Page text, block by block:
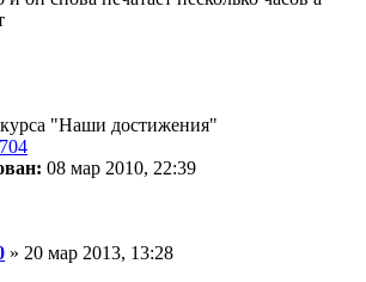
"Наши достижения"
704
08 мар 2010, 22:39
» 20 мар 2013, 13:28